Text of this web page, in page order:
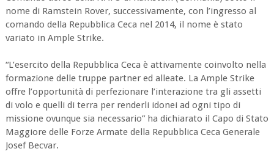
nome di Ramstein Rover, successivamente, con l’ingresso al
comando della Repubblica Ceca nel 2014, il nome è stato
variato in Ample Strike.
“L’esercito della Repubblica Ceca è attivamente coinvolto nella
formazione delle truppe partner ed alleate. La Ample Strike
offre l’opportunità di perfezionare l’interazione tra gli assetti
di volo e quelli di terra per renderli idonei ad ogni tipo di
missione ovunque sia necessario” ha dichiarato il Capo di Stato
Maggiore delle Forze Armate della Repubblica Ceca Generale
Josef Becvar.